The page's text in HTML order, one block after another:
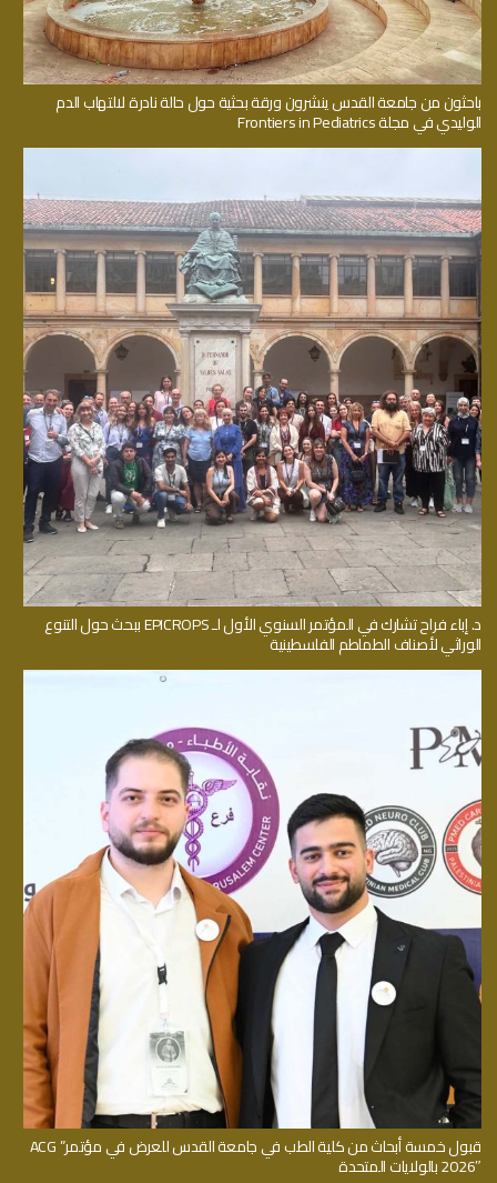
باحثون من جامعة القدس ينشرون ورقة بحثية حول حالة نادرة لالتهاب الدم
الوليدي في مجلة Frontiers in Pediatrics
د. إباء فراح تشارك في المؤتمر السنوي الأول لـ EPICROPS ببحث حول التنوع
الوراثي لأصناف الطماطم الفلسطينية
قبول خمسة أبحاث من كلية الطب في جامعة القدس للعرض في مؤتمر” ACG
2026″ بالولايات المتحدة